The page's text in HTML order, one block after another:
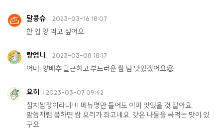
달콩슈 2023-03-16 18:07
한 입 앙 먹고 싶어요
랑엄니 2023-03-08 18:17
어머. 양배추 달근하고 부드러운 쌈 넘 맛있겠어요😃
요히 2023-03-07 09:42
참치쌈장이라니!!! 메뉴명만 들어도 이미 맛있을 것 같아요.
말씀처럼 봄하면 쌈 요리가 최고네요. 갖은 나물을 싸먹는 맛이 있
구요.